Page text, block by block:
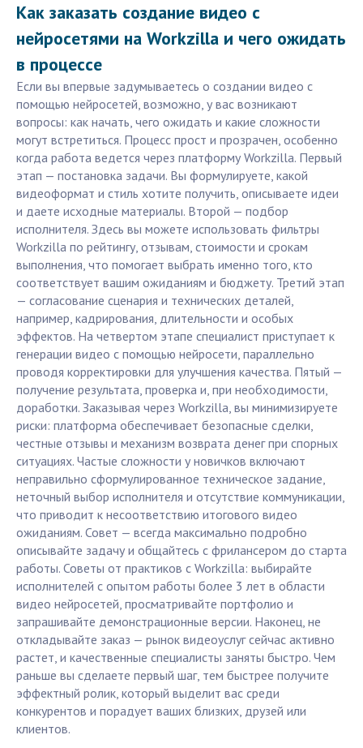
Как заказать создание видео с
нейросетями на Workzilla и чего ожидать
в процессе
Если вы впервые задумываетесь о создании видео с
помощью нейросетей, возможно, у вас возникают
вопросы: как начать, чего ожидать и какие сложности
могут встретиться. Процесс прост и прозрачен, особенно
когда работа ведется через платформу Workzilla. Первый
этап — постановка задачи. Вы формулируете, какой
видеоформат и стиль хотите получить, описываете идеи
и даете исходные материалы. Второй — подбор
исполнителя. Здесь вы можете использовать фильтры
Workzilla по рейтингу, отзывам, стоимости и срокам
выполнения, что помогает выбрать именно того, кто
соответствует вашим ожиданиям и бюджету. Третий этап
— согласование сценария и технических деталей,
например, кадрирования, длительности и особых
эффектов. На четвертом этапе специалист приступает к
генерации видео с помощью нейросети, параллельно
проводя корректировки для улучшения качества. Пятый —
получение результата, проверка и, при необходимости,
доработки. Заказывая через Workzilla, вы минимизируете
риски: платформа обеспечивает безопасные сделки,
честные отзывы и механизм возврата денег при спорных
ситуациях. Частые сложности у новичков включают
неправильно сформулированное техническое задание,
неточный выбор исполнителя и отсутствие коммуникации,
что приводит к несоответствию итогового видео
ожиданиям. Совет — всегда максимально подробно
описывайте задачу и общайтесь с фрилансером до старта
работы. Советы от практиков с Workzilla: выбирайте
исполнителей с опытом работы более 3 лет в области
видео нейросетей, просматривайте портфолио и
запрашивайте демонстрационные версии. Наконец, не
откладывайте заказ — рынок видеоуслуг сейчас активно
растет, и качественные специалисты заняты быстро. Чем
раньше вы сделаете первый шаг, тем быстрее получите
эффектный ролик, который выделит вас среди
конкурентов и порадует ваших близких, друзей или
клиентов.